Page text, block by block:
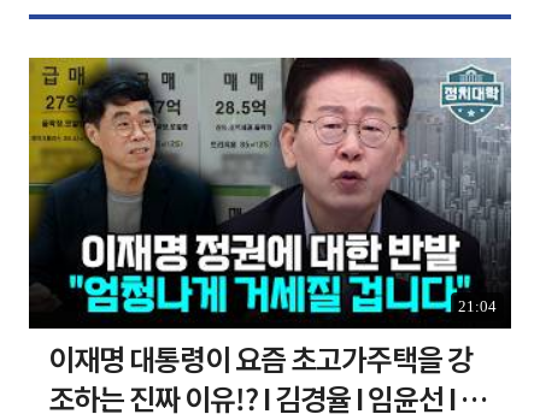
21:04
이재명 대통령이 요즘 초고가주택을 강
조하는 진짜 이유!? I 김경율 I 임윤선 I 정